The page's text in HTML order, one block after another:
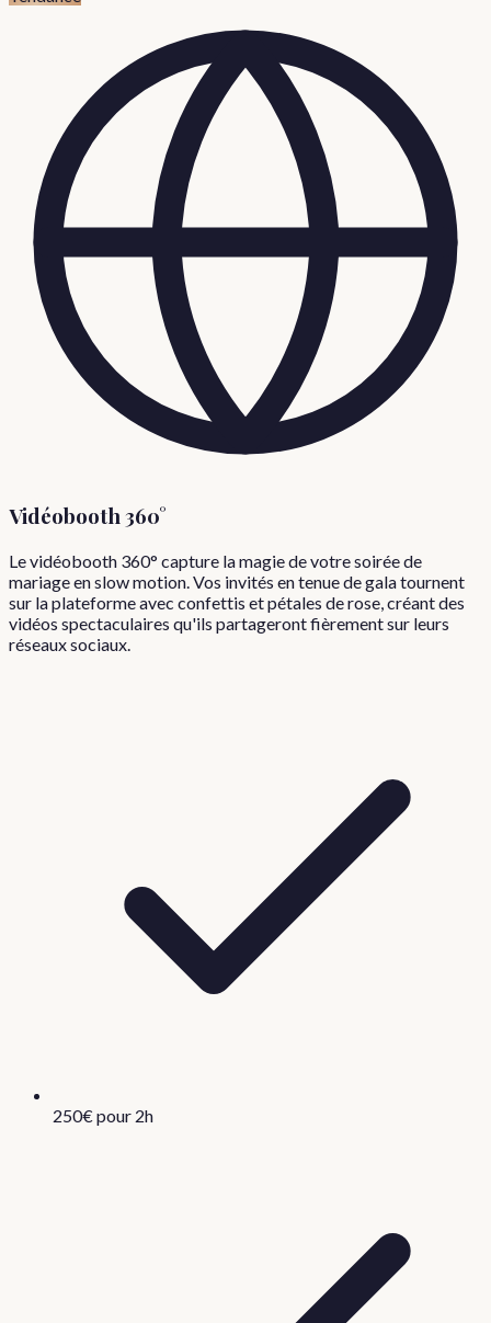
Vidéobooth 360°
Le vidéobooth 360° capture la magie de votre soirée de
mariage en slow motion. Vos invités en tenue de gala tournent
sur la plateforme avec confettis et pétales de rose, créant des
vidéos spectaculaires qu'ils partageront fièrement sur leurs
réseaux sociaux.
250€ pour 2h